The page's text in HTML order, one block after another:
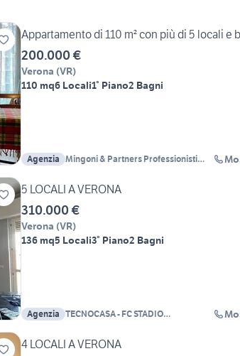
Appartamento di 110 m² con più di 5 locali e
200.000 €
Verona (VR)
110 mq6 Locali1° Piano2 Bagni
Agenzia Mingoni & Partners Professionisti
5 LOCALI A VERONA
310.000 €
Verona (VR)
136 mq5 Locali3° Piano2 Bagni
Agenzia TECNOCASA - FC STADIO
4 LOCALI A VERONA